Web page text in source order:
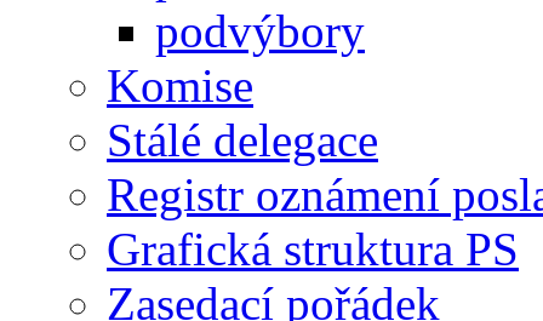
podvýbory
Komise
Stálé delegace
Registr oznámení
Grafická struktura PS
Zasedací pořádek